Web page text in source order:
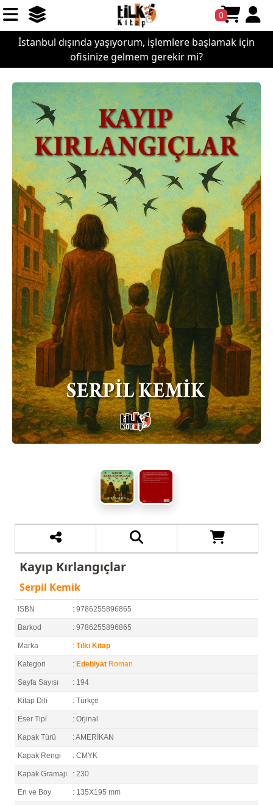
0
İstanbul dışında yaşıyorum, işlemlere başlamak için
ofisinize gelmem gerekir mi?
Kayıp Kırlangıçlar
Serpil Kemik
ISBN : 9786255896865
Barkod : 9786255896865
Marka : Tilki Kitap
Kategori : Edebiyat Roman
Sayfa Sayısı : 194
Kitap Dili : Türkçe
Eser Tipi : Orjinal
Kapak Türü : AMERİKAN
Kapak Rengi : CMYK
Kapak Gramajı : 230
En ve Boy : 135X195 mm